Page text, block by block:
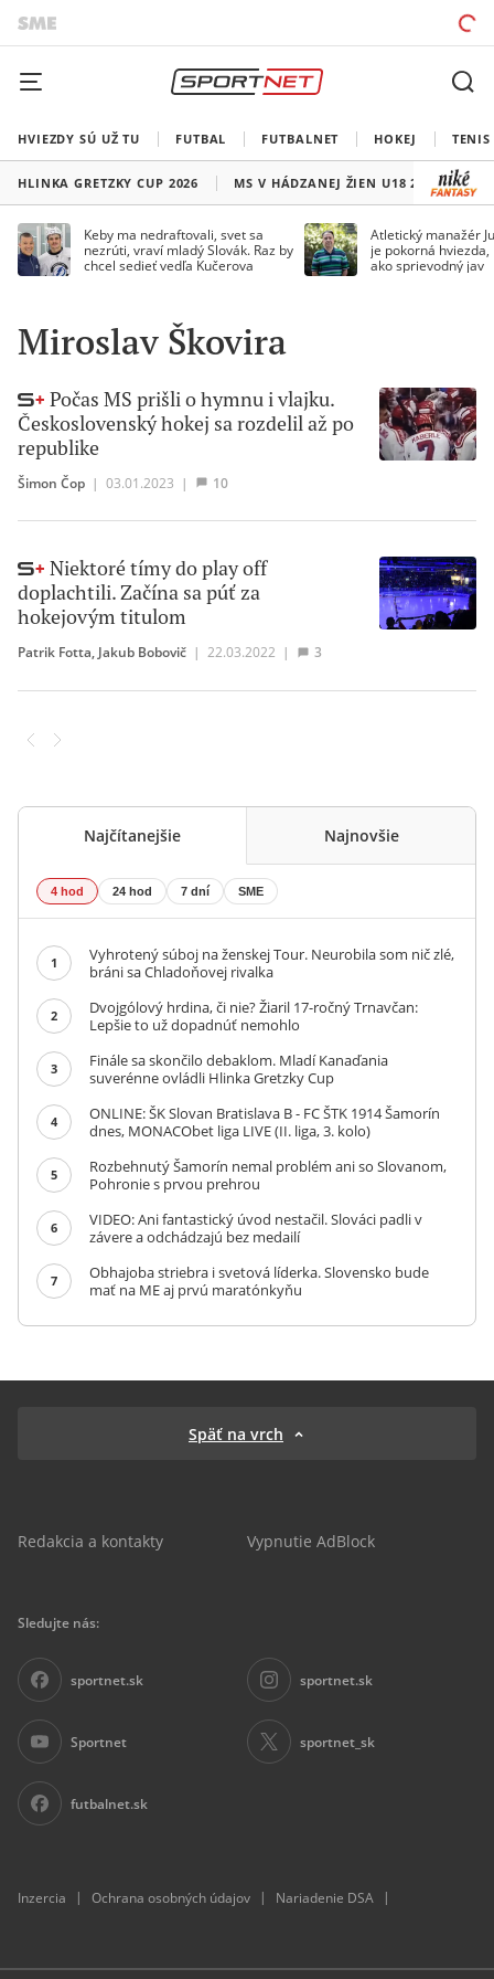
HVIEZDY SÚ UŽ TU FUTBAL FUTBALNET HOKEJ TENIS
HLINKA GRETZKY CUP 2026 MS V HÁDZANEJ ŽIEN U18 2026
Keby ma nedraftovali, svet sa
nezrúti, vraví mladý Slovák. Raz by
chcel sedieť vedľa Kučerova
Atletický manažér
je pokorná
ako sprievodný jav
Miroslav Škovira
Počas MS prišli o hymnu i vlajku.
Československý hokej sa rozdelil až po
republike
Šimon Čop | 03.01.2023 | 10
Niektoré tímy do play off
doplachtili. Začína sa púť za
hokejovým titulom
Patrik Fotta, Jakub Bobovič | 22.03.2022 | 3
Najčítanejšie Najnovšie
4 hod 24 hod 7 dní SME
1
Vyhrotený súboj na ženskej Tour. Neurobila som nič zlé,
bráni sa Chladoňovej rivalka
2
Dvojgólový hrdina, či nie? Žiaril 17-ročný Trnavčan:
Lepšie to už dopadnúť nemohlo
3
Finále sa skončilo debaklom. Mladí Kanaďania
suverénne ovládli Hlinka Gretzky Cup
4
ONLINE: ŠK Slovan Bratislava B - FC ŠTK 1914 Šamorín
dnes, MONACObet liga LIVE (II. liga, 3. kolo)
5
Rozbehnutý Šamorín nemal problém ani so Slovanom,
Pohronie s prvou prehrou
6
VIDEO: Ani fantastický úvod nestačil. Slováci padli v
závere a odchádzajú bez medailí
7
Obhajoba striebra i svetová líderka. Slovensko bude
mať na ME aj prvú maratónkyňu
Späť na vrch
Redakcia a kontakty Vypnutie AdBlock
Sledujte nás:
sportnet.sk sportnet.sk
Sportnet sportnet_sk
futbalnet.sk
Inzercia | Ochrana osobných údajov | Nariadenie DSA |